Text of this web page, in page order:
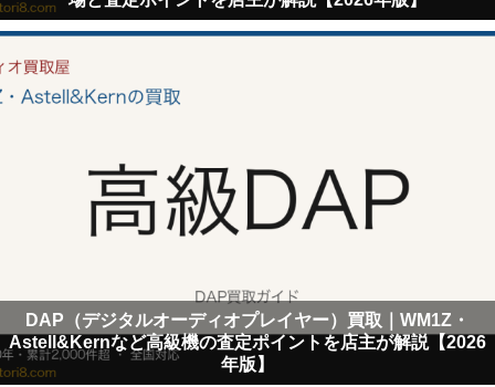
DAP（デジタルオーディオプレイヤー）買取｜WM1Z・
Astell&Kernなど高級機の査定ポイントを店主が解説【2026
年版】